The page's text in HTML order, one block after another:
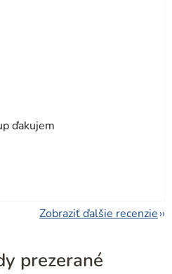
5 hviezdičiek.
5 hviezdičiek.
ďakujem
5 hviezdičiek.
Zobraziť ďalšie recenzie
prezerané